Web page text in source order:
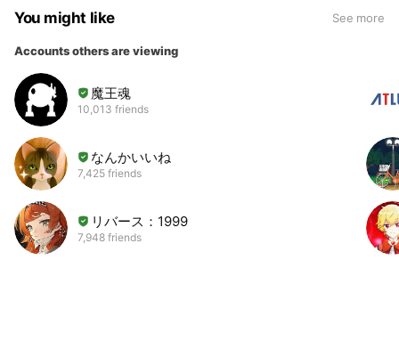
e
You might like See more
Accounts others are viewing
魔王魂
10,013 friends
なんかいいね
7,425 friends
リバース：1999
7,948 friends